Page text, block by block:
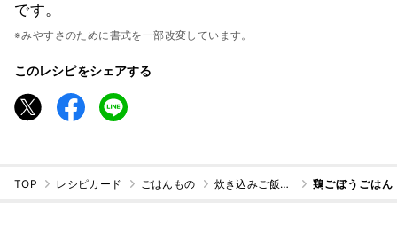
です。
※みやすさのために書式を一部改変しています。
このレシピをシェアする
TOP レシピカード ごはんもの 炊き込みご飯・混ぜご飯 鶏ごぼうごは